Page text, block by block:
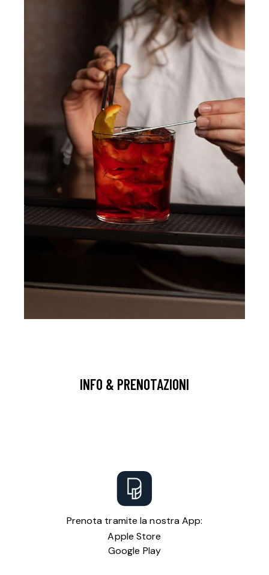
INFO & PRENOTAZIONI
Prenota tramite la nostra App:
Apple Store
Google Play